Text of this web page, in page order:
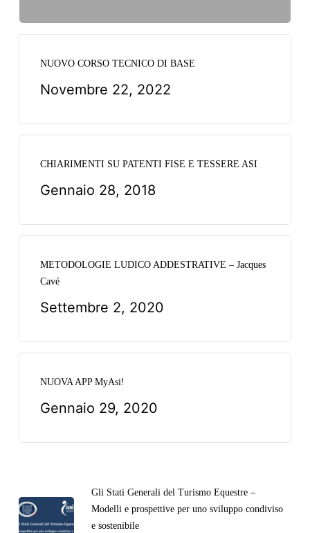
NUOVO CORSO TECNICO DI BASE
Novembre 22, 2022
CHIARIMENTI SU PATENTI FISE E TESSERE ASI
Gennaio 28, 2018
METODOLOGIE LUDICO ADDESTRATIVE – Jacques
Cavé
Settembre 2, 2020
NUOVA APP MyAsi!
Gennaio 29, 2020
Gli Stati Generali del Turismo Equestre –
Modelli e prospettive per uno sviluppo condiviso
e sostenibile